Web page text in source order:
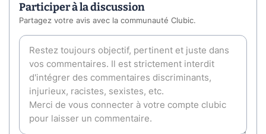
Participer à la discussion
Partagez votre avis avec la communauté Clubic.